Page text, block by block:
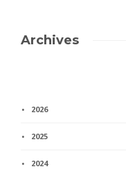
Archives
2026
2025
2024